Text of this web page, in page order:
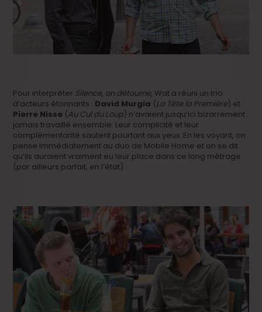
Pour interpréter Silence, on détourne, Wat a réuni un trio
d’acteurs étonnants : David Murgia (La Tête la Première) et
Pierre Nisse (Au Cul du Loup) n’avaient jusqu’ici bizarrement
jamais travaillé ensemble. Leur complicité et leur
complémentarité sautent pourtant aux yeux. En les voyant, on
pense immédiatement au duo de Mobile Home et on se dit
qu’ils auraient vraiment eu leur place dans ce long métrage
(par ailleurs parfait, en l’état).